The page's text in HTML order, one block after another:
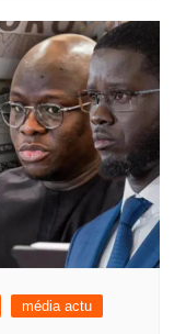
média actu